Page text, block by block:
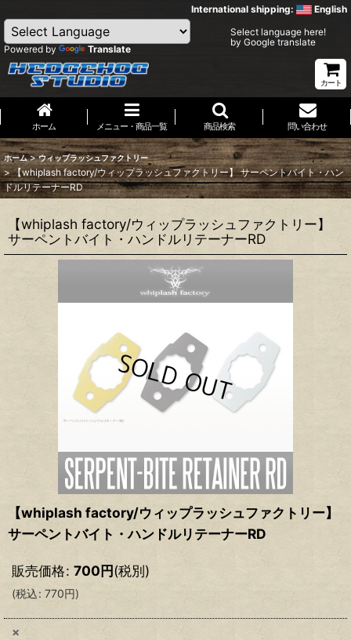
International shipping: English
Powered by Translate
Select language here!
by Google translate
カート
ホーム メニュー・商品一覧 商品検索 問い合わせ
ホーム > ウィップラッシュファクトリー
> 【whiplash factory/ウィップラッシュファクトリー】 サーペントバイト・ハン
ドルリテーナーRD
【whiplash factory/ウィップラッシュファクトリー】
サーペントバイト・ハンドルリテーナーRD
【whiplash factory/ウィップラッシュファクトリー】
サーペントバイト・ハンドルリテーナーRD
販売価格: 700円(税別)
(税込: 770円)
×